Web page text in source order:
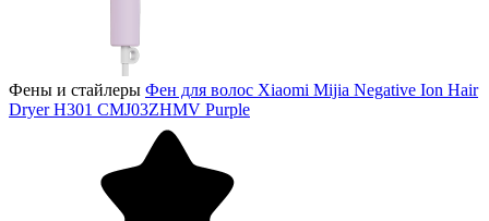
Фены и стайлеры Фен для волос Xiaomi Mijia Negative Ion Hair
Dryer H301 CMJ03ZHMV Purple